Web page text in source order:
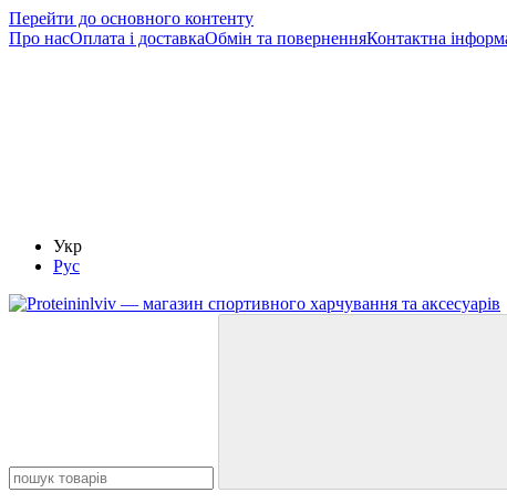
Перейти до основного контенту
Про насОплата і доставкаОбмін та поверненняКонтактна
Укр
Рус